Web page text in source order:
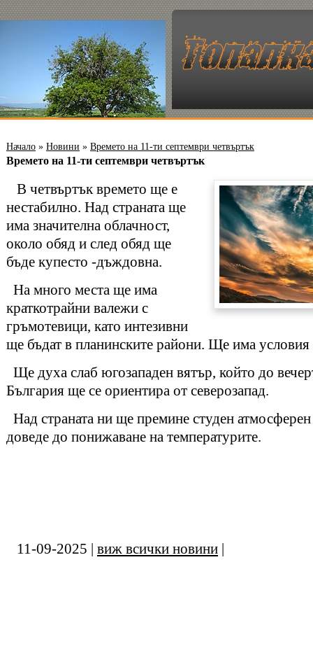
Начало » Новини » Времето на 11-ти септември четвъртък
Времето на 11-ти септември четвъртък
В четвъртък времето ще е
нестабилно. Над страната ще
има значителна облачност,
около обяд и след обяд ще
бъде купесто -дъждовна.
На много места ще има
краткотрайни валежи с
гръмотевици, като интезивни
ще бъдат в планинските райони. Ще има
Ще духа слаб югозападен вятър, който до
България ще се ориентира от северозапад.
Над страната ни ще премине студен
доведе до понижаване на температурите.
11-09-2025 | виж всички новини |